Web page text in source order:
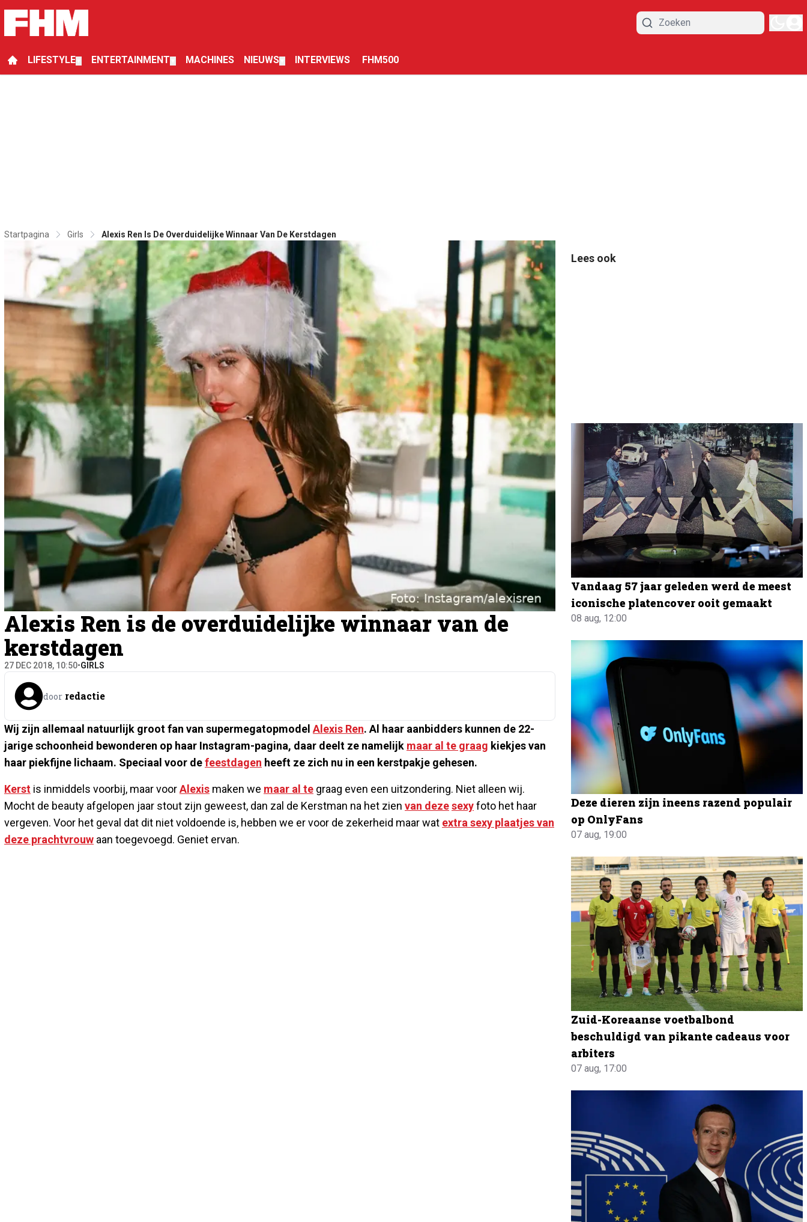
LIFESTYLE ENTERTAINMENT MACHINES NIEUWS INTERVIEWS FHM500
Startpagina Girls Alexis Ren Is De Overduidelijke Winnaar Van De Kerstdagen
Alexis Ren is de overduidelijke winnaar van de
kerstdagen
27 DEC 2018, 10:50•GIRLS
door redactie
Wij zijn allemaal natuurlijk groot fan van supermegatopmodel Alexis Ren. Al haar aanbidders kunnen de 22-
jarige schoonheid bewonderen op haar Instagram-pagina, daar deelt ze namelijk maar al te graag kiekjes van
haar piekfijne lichaam. Speciaal voor defeestdagen heeft ze zich nu in een kerstpakje gehesen.
Kerst is inmiddels voorbij, maar voorAlexis maken we maar al te graag even een uitzondering. Niet alleen wij.
Mocht de beauty afgelopen jaar stout zijn geweest, dan zal de Kerstman na het zien van dezesexyfoto het haar
vergeven. Voor het geval dat dit niet voldoende is, hebben we er voor de zekerheid maar wat extra sexy plaatjes van
deze prachtvrouw aan toegevoegd. Geniet ervan.
Lees ook
Vandaag 57 jaar geleden werd de meest
iconische platencover ooit gemaakt
08 aug, 12:00
Deze dieren zijn ineens razend populair
op OnlyFans
07 aug, 19:00
Zuid-Koreaanse voetbalbond
beschuldigd van pikante cadeaus voor
arbiters
07 aug, 17:00